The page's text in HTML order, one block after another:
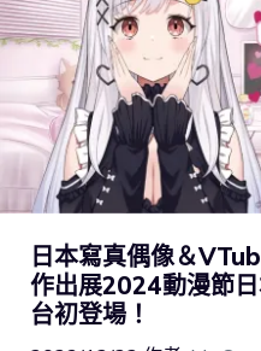
日本寫真偶像＆
作出展2024動漫節
台初登場！